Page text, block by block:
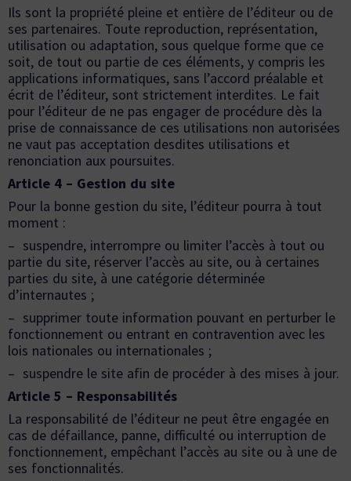
Ils sont la propriété pleine et entière de l’éditeur ou de
ses partenaires. Toute reproduction, représentation,
utilisation ou adaptation, sous quelque forme que ce
soit, de tout ou partie de ces éléments, y compris les
applications informatiques, sans l’accord préalable et
écrit de l’éditeur, sont strictement interdites. Le fait
pour l’éditeur de ne pas engager de procédure dès la
prise de connaissance de ces utilisations non autorisées
ne vaut pas acceptation desdites utilisations et
renonciation aux poursuites.
Article 4 – Gestion du site
Pour la bonne gestion du site, l’éditeur pourra à tout
moment :
– suspendre, interrompre ou limiter l’accès à tout ou
partie du site, réserver l’accès au site, ou à certaines
parties du site, à une catégorie déterminée
d’internautes ;
– supprimer toute information pouvant en perturber le
fonctionnement ou entrant en contravention avec les
lois nationales ou internationales ;
– suspendre le site afin de procéder à des mises à jour.
Article 5 – Responsabilités
La responsabilité de l’éditeur ne peut être engagée en
cas de défaillance, panne, difficulté ou interruption de
fonctionnement, empêchant l’accès au site ou à une de
ses fonctionnalités.